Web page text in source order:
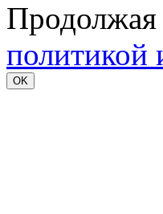
Продолжая
политикой
OK